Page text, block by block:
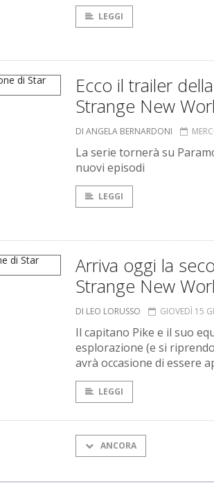
LEGGI
Ecco il trailer
Strange New
DI ANGELA BERNARDONI
La serie tornerà su
nuovi episodi
LEGGI
Arriva oggi la
Strange New
DI LEO LORUSSO GIOVEDÌ 15
Il capitano Pike e il suo
esplorazione (e si
avrà occasione di essere
LEGGI
ANCORA